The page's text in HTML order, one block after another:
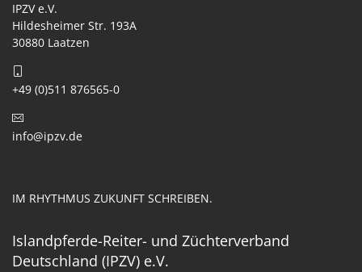
IPZV e.V.
Hildesheimer Str. 193A
30880 Laatzen
+49 (0)511 876565-0
info@ipzv.de
IM RHYTHMUS ZUKUNFT SCHREIBEN.
Islandpferde-Reiter- und Züchterverband
Deutschland (IPZV) e.V.